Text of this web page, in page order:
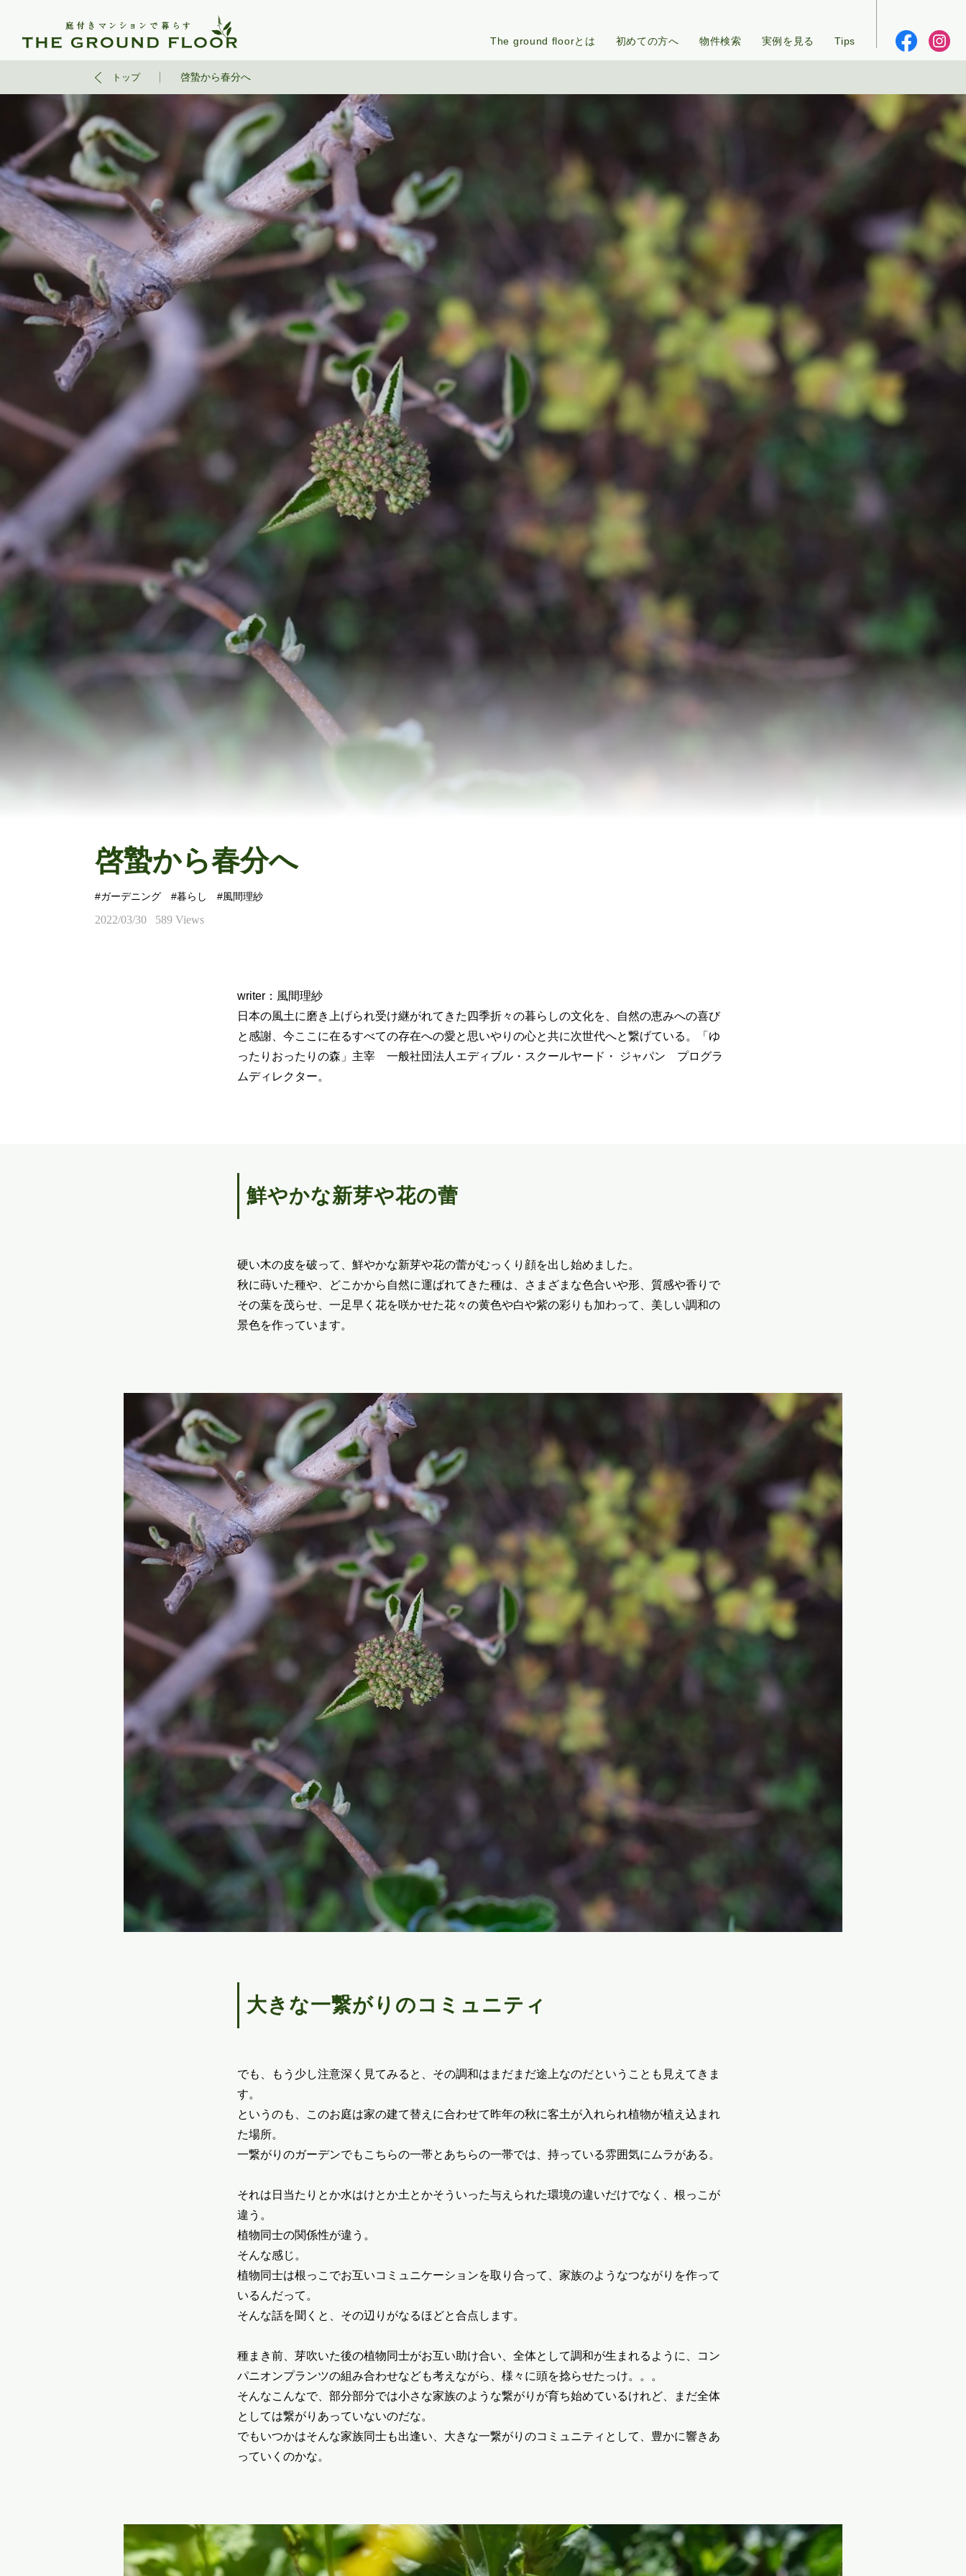
The ground floorとは 初めての方へ 物件検索 実例を見る Tips
トップ 啓蟄から春分へ
啓蟄から春分へ
#ガーデニング #暮らし #風間理紗
2022/03/30 589 Views
writer：風間理紗
日本の風土に磨き上げられ受け継がれてきた四季折々の暮らしの文化を、自然の恵みへの喜び
と感謝、今ここに在るすべての存在への愛と思いやりの心と共に次世代へと繋げている。「ゆ
ったりおったりの森」主宰 一般社団法人エディブル・スクールヤード・ ジャパン プログラ
ムディレクター。
鮮やかな新芽や花の蕾
硬い木の皮を破って、鮮やかな新芽や花の蕾がむっくり顔を出し始めました。
秋に蒔いた種や、どこかから自然に運ばれてきた種は、さまざまな色合いや形、質感や香りで
その葉を茂らせ、一足早く花を咲かせた花々の黄色や白や紫の彩りも加わって、美しい調和の
景色を作っています。
大きな一繋がりのコミュニティ
でも、もう少し注意深く見てみると、その調和はまだまだ途上なのだということも見えてきま
す。
というのも、このお庭は家の建て替えに合わせて昨年の秋に客土が入れられ植物が植え込まれ
た場所。
一繋がりのガーデンでもこちらの一帯とあちらの一帯では、持っている雰囲気にムラがある。
それは日当たりとか水はけとか土とかそういった与えられた環境の違いだけでなく、根っこが
違う。
植物同士の関係性が違う。
そんな感じ。
植物同士は根っこでお互いコミュニケーションを取り合って、家族のようなつながりを作って
いるんだって。
そんな話を聞くと、その辺りがなるほどと合点します。
種まき前、芽吹いた後の植物同士がお互い助け合い、全体として調和が生まれるように、コン
パニオンプランツの組み合わせなども考えながら、様々に頭を捻らせたっけ。。。
そんなこんなで、部分部分では小さな家族のような繋がりが育ち始めているけれど、まだ全体
としては繋がりあっていないのだな。
でもいつかはそんな家族同士も出逢い、大きな一繋がりのコミュニティとして、豊かに響きあ
っていくのかな。